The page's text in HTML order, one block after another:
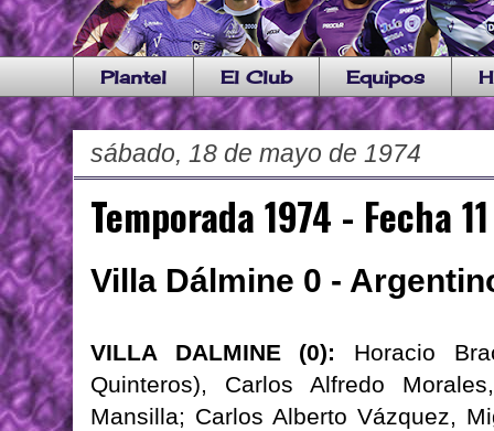
Plantel El Club Equipos
sábado, 18 de mayo de 1974
Temporada 1974 - Fecha 11
Villa Dálmine 0 -
VILLA DALMINE (0):
Horacio
Quinteros), Carlos Alfredo
Mansilla; Carlos Alberto Vázquez,